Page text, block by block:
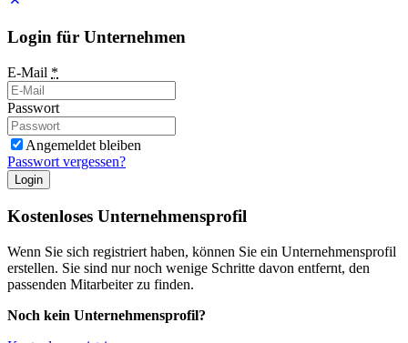
Login für Unternehmen
E-Mail *
Passwort
Angemeldet bleiben
Passwort vergessen?
Login
Kostenloses Unternehmensprofil
Wenn Sie sich registriert haben, können Sie ein Unternehmensprofil
erstellen. Sie sind nur noch wenige Schritte davon entfernt, den
passenden Mitarbeiter zu finden.
Noch kein Unternehmensprofil?